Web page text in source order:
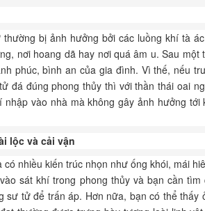
bị ảnh hưởng bởi các luồng khí tà
nơi hoang dã hay nơi quá âm u. Sau một
phúc, bình an của gia đình. Vì thế, nếu
đá đúng phong thủy thì với thần thái oai
nhập vào nhà mà không gây ảnh hưởng tới
lộc và cải vận
có nhiều kiến trúc nhọn như ống khói, mái
sát khí trong phong thủy và bạn cần tìm
sư tử để trấn áp. Hơn nữa, bạn có thể thấy